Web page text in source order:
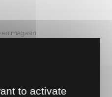
en magasin
to activate